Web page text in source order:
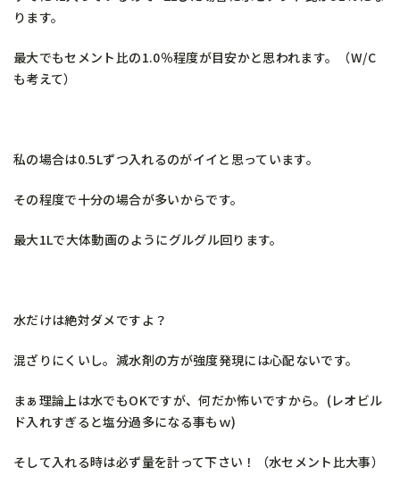
ります。
最大でもセメント比の1.0％程度が目安かと思われます。（W/C
も考えて）
私の場合は0.5Lずつ入れるのがイイと思っています。
その程度で十分の場合が多いからです。
最大1Lで大体動画のようにグルグル回ります。
水だけは絶対ダメですよ？
混ざりにくいし。減水剤の方が強度発現には心配ないです。
まぁ理論上は水でもOKですが、何だか怖いですから。(レオビル
ド入れすぎると塩分過多になる事もｗ)
そして入れる時は必ず量を計って下さい！（水セメント比大事）